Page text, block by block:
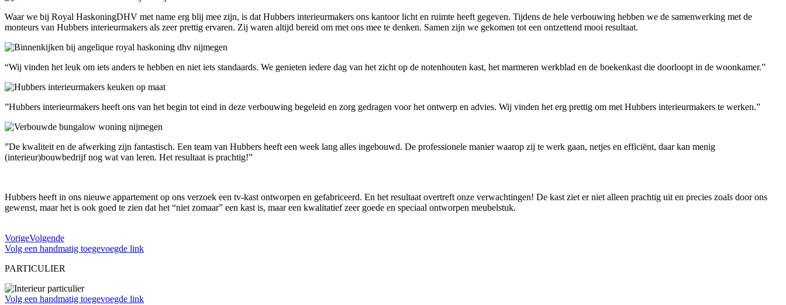
Waar we bij Royal HaskoningDHV met name erg blij mee zijn, is dat Hubbers interieurmakers ons kantoor licht en ruimte heeft gegeven. Tijdens de hele verbouwing hebben we de samenwerking met de
monteurs van Hubbers interieurmakers als zeer prettig ervaren. Zij waren altijd bereid om met ons mee te denken. Samen zijn we gekomen tot een ontzettend mooi resultaat.
“Wij vinden het leuk om iets anders te hebben en niet iets standaards. We genieten iedere dag van het zicht op de notenhouten kast, het marmeren werkblad en de boekenkast die doorloopt in de woonkamer.”
”Hubbers interieurmakers heeft ons van het begin tot eind in deze verbouwing begeleid en zorg gedragen voor het ontwerp en advies. Wij vinden het erg prettig om met Hubbers interieurmakers te werken.”
”De kwaliteit en de afwerking zijn fantastisch. Een team van Hubbers heeft een week lang alles ingebouwd. De professionele manier waarop zij te werk gaan, netjes en efficiënt, daar kan menig
(interieur)bouwbedrijf nog wat van leren. Het resultaat is prachtig!”
Hubbers heeft in ons nieuwe appartement op ons verzoek een tv-kast ontworpen en gefabriceerd. En het resultaat overtreft onze verwachtingen! De kast ziet er niet alleen prachtig uit en precies zoals door ons
gewenst, maar het is ook goed te zien dat het “niet zomaar” een kast is, maar een kwalitatief zeer goede en speciaal ontworpen meubelstuk.
VorigeVolgende
Volg een handmatig toegevoegde link
PARTICULIER
Volg een handmatig toegevoegde link